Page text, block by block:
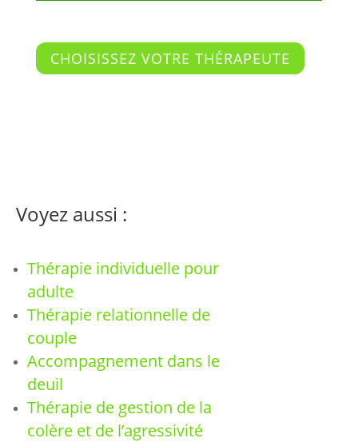
CHOISISSEZ VOTRE THÉRAPEUTE
Voyez aussi :
Thérapie individuelle pour
adulte
Thérapie relationnelle de
couple
Accompagnement dans le
deuil
Thérapie de gestion de la
colère et de l’agressivité